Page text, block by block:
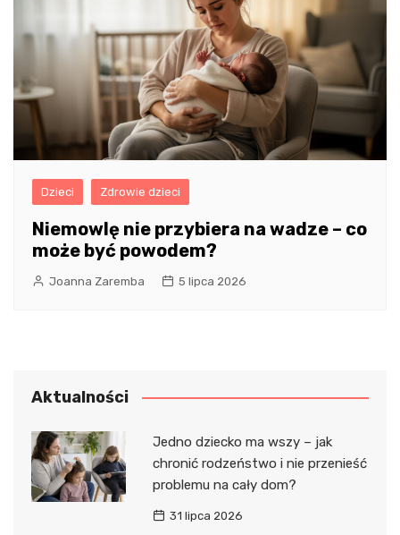
Dzieci Zdrowie dzieci
Niemowlę nie przybiera na wadze – co
może być powodem?
Joanna Zaremba 5 lipca 2026
Aktualności
Jedno dziecko ma wszy – jak
chronić rodzeństwo i nie przenieść
problemu na cały dom?
31 lipca 2026